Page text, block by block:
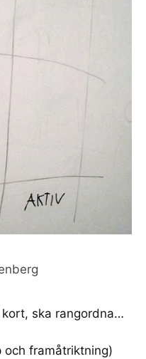
ska rangordna…
framåtriktning)